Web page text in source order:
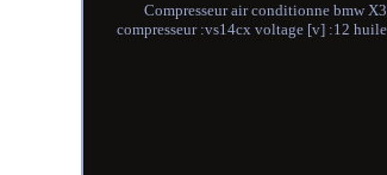
Compresseur air conditionne bmw
compresseur :vs14cx voltage [v] :12